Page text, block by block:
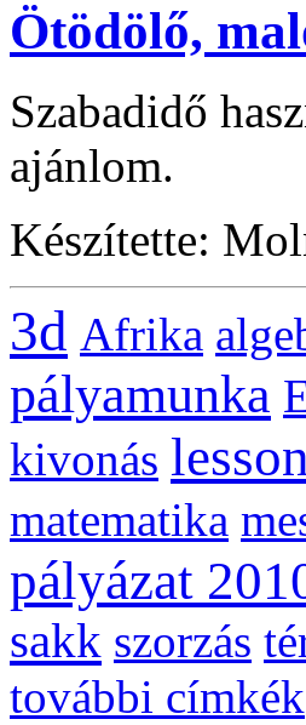
Ötödölő,
Szabadidő
ajánlom.
Készítette:
3d Afrika
pályamunka
kivonás
matematika
pályázat
sakk szorzás
további címkék